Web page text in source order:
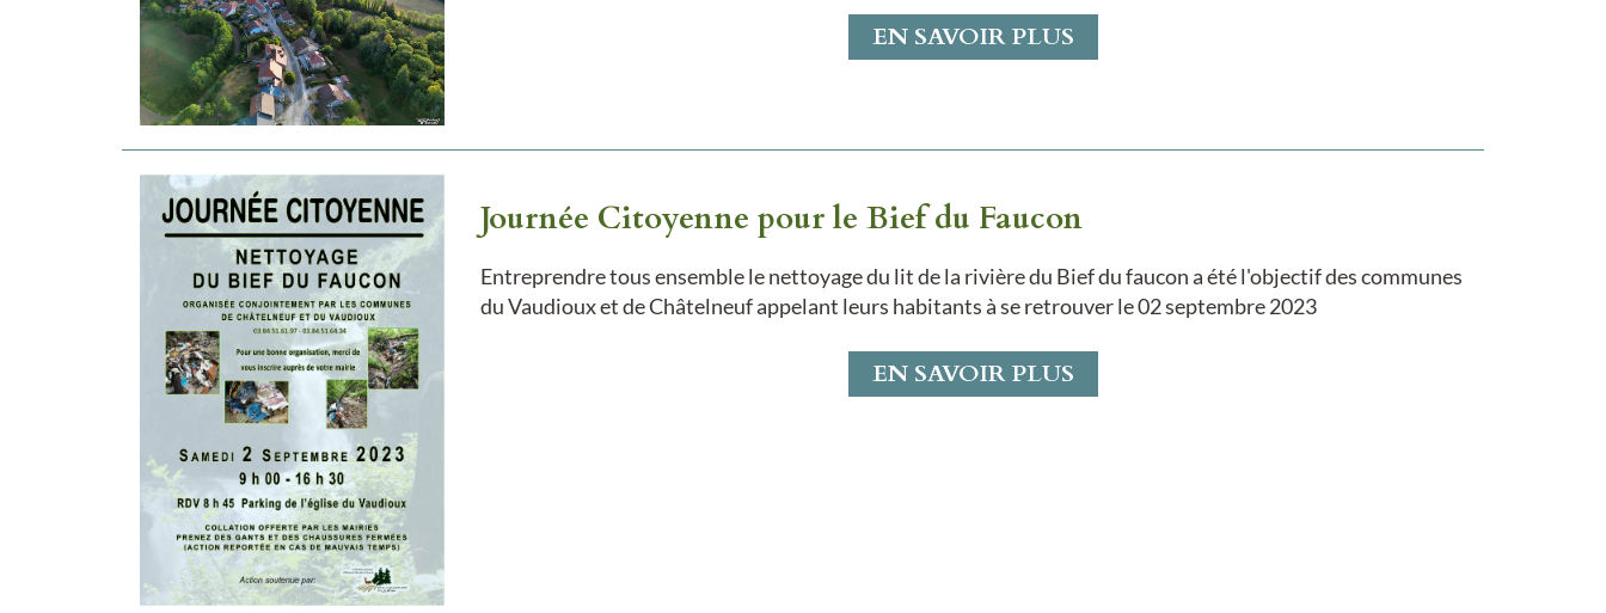
EN SAVOIR PLUS
Journée Citoyenne pour le Bief du Faucon
Entreprendre tous ensemble le nettoyage du lit de la rivière du Bief du faucon a été l'objectif des communes
du Vaudioux et de Châtelneuf appelant leurs habitants à se retrouver le 02 septembre 2023
EN SAVOIR PLUS